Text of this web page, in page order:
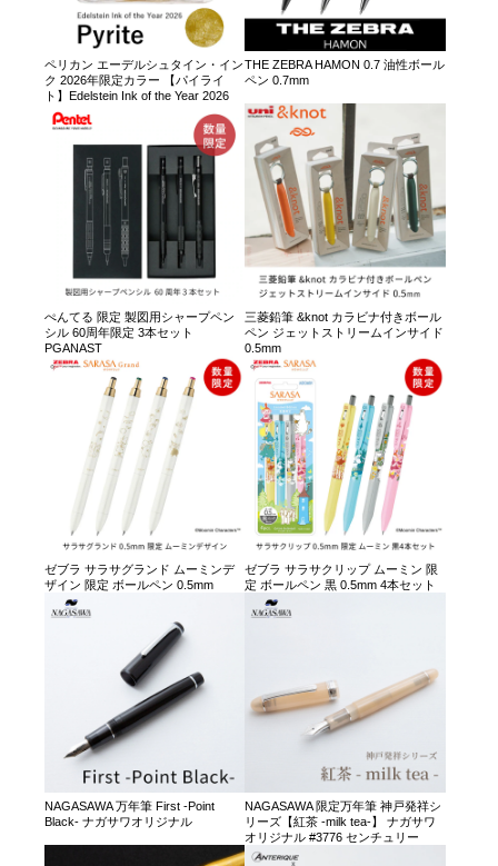
ペリカン エーデルシュタイン・イン
ク 2026年限定カラー 【パイライ
ト】Edelstein Ink of the Year 2026
THE ZEBRA HAMON 0.7 油性ボール
ペン 0.7mm
ぺんてる 限定 製図用シャープペン
シル 60周年限定 3本セット
PGANAST
三菱鉛筆 &knot カラビナ付きボール
ペン ジェットストリームインサイド
0.5mm
ゼブラ サラサグランド ムーミンデ
ザイン 限定 ボールペン 0.5mm
ゼブラ サラサクリップ ムーミン 限
定 ボールペン 黒 0.5mm 4本セット
NAGASAWA 万年筆 First -Point
Black- ナガサワオリジナル
NAGASAWA 限定万年筆 神戸発祥シ
リーズ【紅茶 -milk tea-】 ナガサワ
オリジナル #3776 センチュリー